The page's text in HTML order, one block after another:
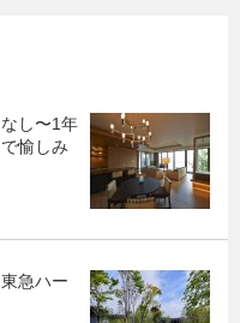
し〜1年
愉しみ
急ハー